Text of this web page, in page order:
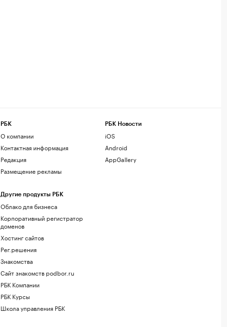
РБК
О компании
Контактная информация
Редакция
Размещение рекламы
Другие продукты РБК
Облако для бизнеса
Корпоративный регистратор
доменов
Хостинг сайтов
Рег.решения
Знакомства
Сайт знакомств podbor.ru
РБК Компании
РБК Курсы
Школа управления РБК
РБК Новости
iOS
Android
AppGallery